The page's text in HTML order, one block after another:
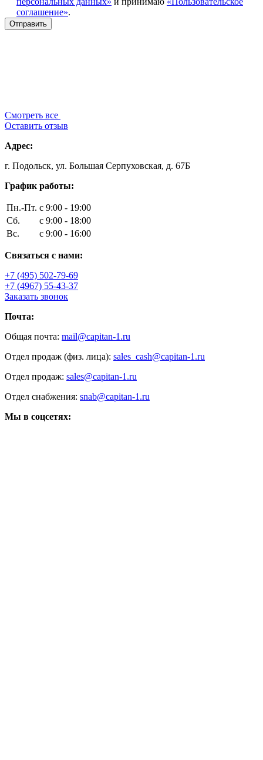
соглашение».
Смотреть все
Оставить отзыв
Адрес:
г. Подольск, ул. Большая Серпуховская, д. 67Б
График работы:
Пн.-Пт. с 9:00 - 19:00
Сб.
с 9:00 - 18:00
Вс.
с 9:00 - 16:00
Связаться с нами:
+7 (495) 502-79-69
+7 (4967) 55-43-37
Заказать звонок
Почта:
Общая почта: mail@capitan-1.ru
Отдел продаж (физ. лица): sales_cash@capitan-1.ru
Отдел продаж: sales@capitan-1.ru
Отдел снабжения: snab@capitan-1.ru
Мы в соцсетях: